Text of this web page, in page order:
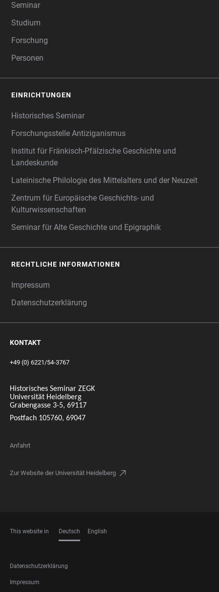
Seminar
Studium
Forschung
Personen
EINRICHTUNGEN
Historisches Seminar
Forschungsstelle Antiziganismus
Institut für Fränkisch-Pfälzische Geschichte und
Landeskunde
Lateinische Philologie des Mittelalters und der Neuzeit
Zentrum für Europäische Geschichts- und
Kulturwissenschaften
Seminar für Alte Geschichte und Epigraphik
RECHTLICHE INFORMATIONEN
Impressum
Datenschutzerklärung
KONTAKT
+49 (0) 6221/54-3767
Historisches Seminar ZEGK
Universität Heidelberg
Grabengasse 3-5, 69117
Postfach 105760, 69047
Anfahrt
Zur Website der Universität Heidelberg
This website in Deutsch English
FOOTER
LEGAL
Datenschutzerklärung
Impressum